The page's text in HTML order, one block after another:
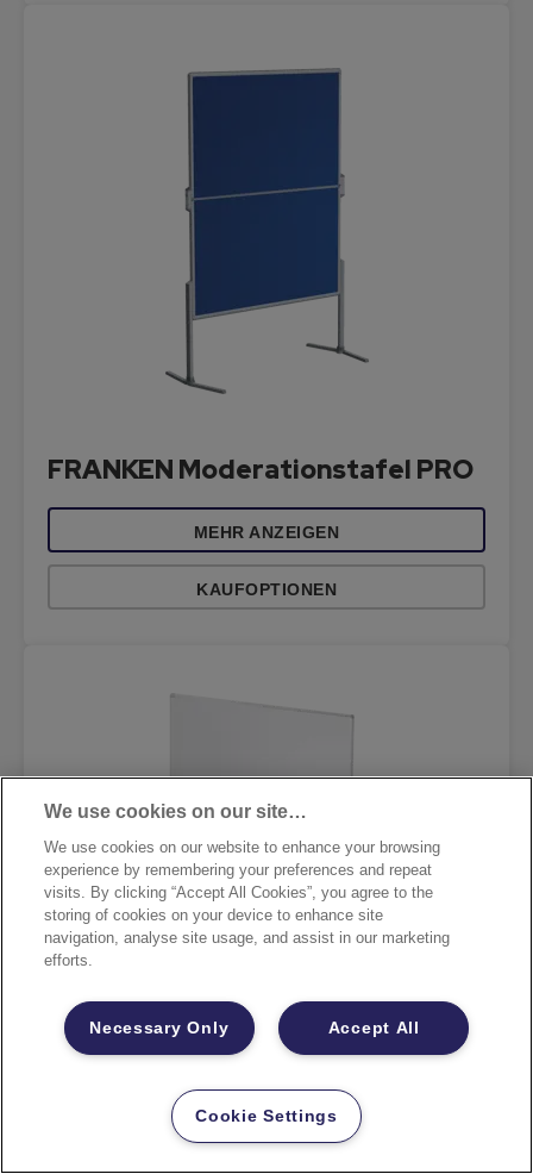
FRANKEN Moderationstafel PRO
MEHR ANZEIGEN
KAUFOPTIONEN
FRANKEN Moderationstafel U-
We use cookies on our site…
We use cookies on our website to enhance your browsing
experience by remembering your preferences and repeat
visits. By clicking “Accept All Cookies”, you agree to the
storing of cookies on your device to enhance site
navigation, analyse site usage, and assist in our marketing
efforts.
Accept All
Necessary Only
Cookie Settings